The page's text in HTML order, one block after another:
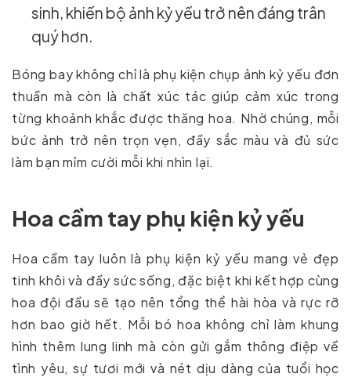
sinh, khiến bộ ảnh kỷ yếu trở nên đáng trân
quý hơn.
Bóng bay không chỉ là phụ kiện chụp ảnh kỷ yếu đơn
thuần mà còn là chất xúc tác giúp cảm xúc trong
từng khoảnh khắc được thăng hoa. Nhờ chúng, mỗi
bức ảnh trở nên trọn vẹn, đầy sắc màu và đủ sức
làm bạn mỉm cười mỗi khi nhìn lại.
Hoa cầm tay phụ kiện kỷ yếu
Hoa cầm tay luôn là phụ kiện kỷ yếu mang vẻ đẹp
tinh khôi và đầy sức sống, đặc biệt khi kết hợp cùng
hoa đội đầu sẽ tạo nên tổng thể hài hòa và rực rỡ
hơn bao giờ hết. Mỗi bó hoa không chỉ làm khung
hình thêm lung linh mà còn gửi gắm thông điệp về
tình yêu, sự tươi mới và nét dịu dàng của tuổi học